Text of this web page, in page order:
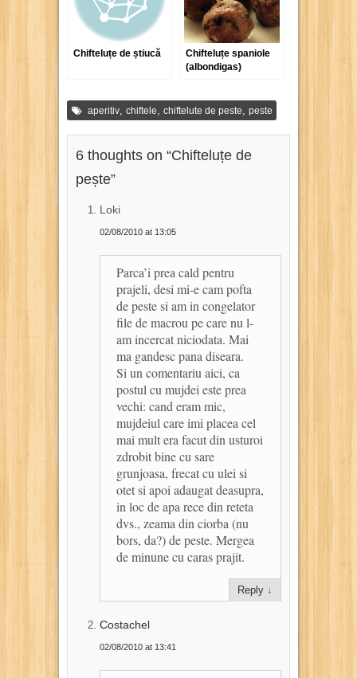
Chifteluțe de știucă
Chifteluțe spaniole
(albondigas)
aperitiv, chiftele, chiftelute de peste, peste
6 thoughts on “Chifteluțe de
pește”
Loki
02/08/2010 at 13:05
Parca’i prea cald pentru
prajeli, desi mi-e cam pofta
de peste si am in congelator
file de macrou pe care nu l-
am incercat niciodata. Mai
ma gandesc pana diseara.
Si un comentariu aici, ca
postul cu mujdei este prea
vechi: cand eram mic,
mujdeiul care imi placea cel
mai mult era facut din usturoi
zdrobit bine cu sare
grunjoasa, frecat cu ulei si
otet si apoi adaugat deasupra,
in loc de apa rece din reteta
dvs., zeama din ciorba (nu
bors, da?) de peste. Mergea
de minune cu caras prajit.
Reply ↓
Costachel
02/08/2010 at 13:41